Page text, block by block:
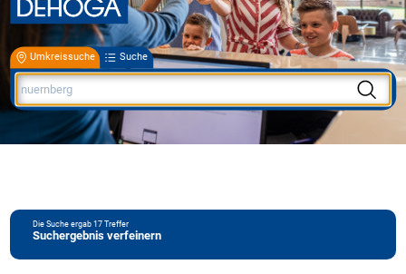
Umkreissuche Suche
Die Suche ergab17Treffer
Suchergebnis verfeinern